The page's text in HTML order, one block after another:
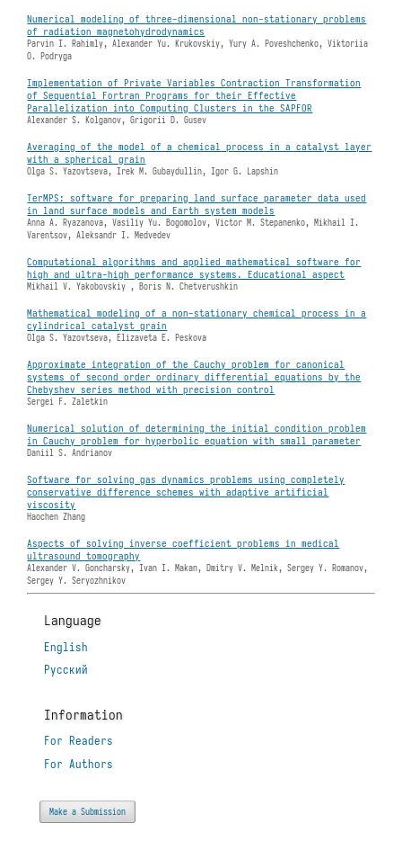
Numerical modeling of three-dimensional non-stationary problems
of radiation magnetohydrodynamics
Parvin I. Rahimly, Alexander Yu. Krukovskiy, Yury A. Poveshchenko, Viktoriia
O. Podryga
Implementation of Private Variables Contraction Transformation
of Sequential Fortran Programs for their Effective
Parallelization into Computing Clusters in the SAPFOR
Alexander S. Kolganov, Grigorii D. Gusev
Averaging of the model of a chemical process in a catalyst layer
with a spherical grain
Olga S. Yazovtseva, Irek M. Gubaydullin, Igor G. Lapshin
TerMPS: software for preparing land surface parameter data used
in land surface models and Earth system models
Anna A. Ryazanova, Vasiliy Yu. Bogomolov, Victor M. Stepanenko, Mikhail I.
Varentsov, Aleksandr I. Medvedev
Computational algorithms and applied mathematical software for
high and ultra-high performance systems. Educational aspect
Mikhail V. Yakobovskiy , Boris N. Chetverushkin
Mathematical modeling of a non-stationary chemical process in a
cylindrical catalyst grain
Olga S. Yazovtseva, Elizaveta E. Peskova
Approximate integration of the Cauchy problem for canonical
systems of second order ordinary differential equations by the
Chebyshev series method with precision control
Sergei F. Zaletkin
Numerical solution of determining the initial condition problem
in Cauchy problem for hyperbolic equation with small parameter
Daniil S. Andrianov
Software for solving gas dynamics problems using completely
conservative difference schemes with adaptive artificial
viscosity
Haochen Zhang
Aspects of solving inverse coefficient problems in medical
ultrasound tomography
Alexander V. Goncharsky, Ivan I. Makan, Dmitry V. Melnik, Sergey Y. Romanov,
Sergey Y. Seryozhnikov
Language
English
Русский
Information
For Readers
For Authors
Make a Submission